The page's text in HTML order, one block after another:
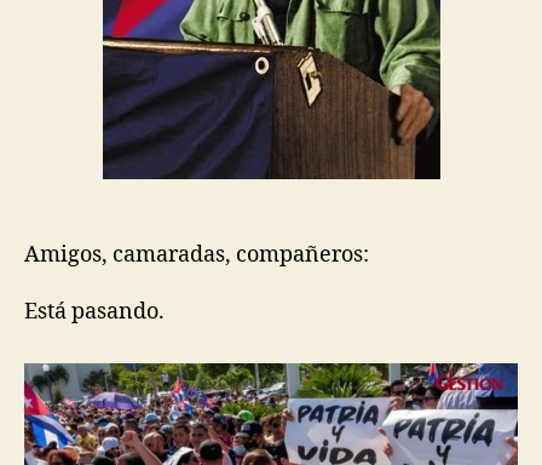
Amigos, camaradas, compañeros:
Está pasando.